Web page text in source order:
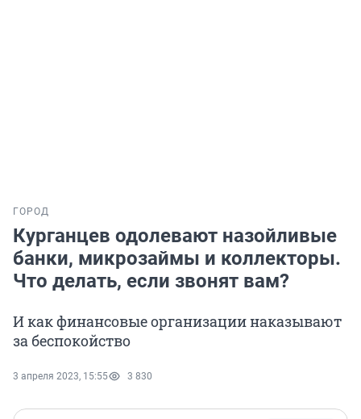
ГОРОД
Курганцев одолевают назойливые
банки, микрозаймы и коллекторы.
Что делать, если звонят вам?
И как финансовые организации наказывают
за беспокойство
3 апреля 2023, 15:55 3 830